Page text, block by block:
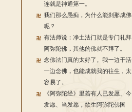
连就是神通第一。
我们那么愚痴，为什么能刹那成佛
呢？
有法师说：净土法门就是专门礼拜
阿弥陀佛，其他的佛就不拜了。
念佛法门真的太好了。我一边干活
一边念佛，也能成就我的往生，太
容易了。
《阿弥陀经》里若有人已发愿、今
发愿、当发愿，欲生阿弥陀佛国